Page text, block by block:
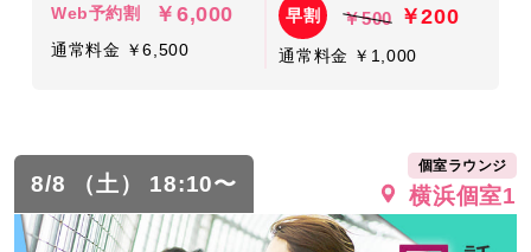
Web予約割 ￥6,000
通常料金 ￥6,500
早割 ￥500 ￥200
通常料金 ￥1,000
8/8 （土） 18:10〜
個室ラウンジ
横浜個室1